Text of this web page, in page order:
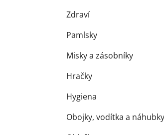
Zdraví
Pamlsky
Misky a zásobníky
Hračky
Hygiena
Obojky, vodítka a náhubky